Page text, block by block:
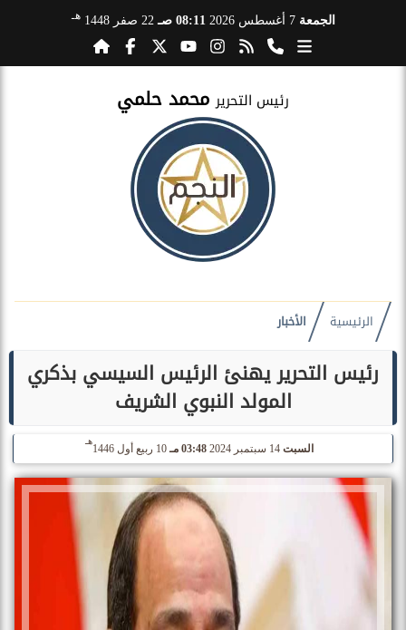
الجمعة 7 أغسطس 2026 08:11 صـ 22 صفر 1448 هـ
رئيس التحرير محمد حلمي
الرئيسية الأخبار
رئيس التحرير يهنئ الرئيس السيسي بذكري
المولد النبوي الشريف
السبت 03:48 مـ 10 ربيع أول 1446
هـ